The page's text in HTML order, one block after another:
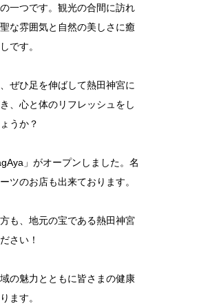
一つです。観光の合間に訪れ
な雰囲気と自然の美しさに癒
です。
ぜひ足を伸ばして熱田神宮に
、心と体のリフレッシュをし
うか？
」がオープンしました。名
ツのお店も出来ております。
も、地元の宝である熱田神宮
ださい！
の魅力とともに皆さまの健康
ます。